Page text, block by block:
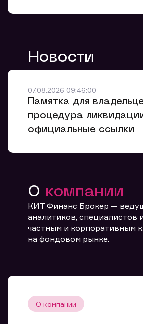
Новости
07.08.2026 09:46:00
Памятка для
процедура
официальные ссылки
О компании
КИТ Финанс Брокер —
аналитиков, специалистов
частным и корпоративным
на фондовом рынке.
О компании